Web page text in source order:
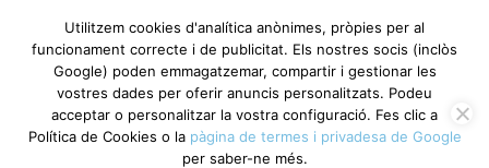
Utilitzem cookies d'analítica anònimes, pròpies per al
funcionament correcte i de publicitat. Els nostres socis
(inclòs Google) poden emmagatzemar, compartir i gestionar
les vostres dades per oferir anuncis personalitzats. Podeu
acceptar o personalitzar la vostra configuració. Fes clic a
Política de Cookies o lapàgina de termes i privadesa de
Googleper saber-ne més.